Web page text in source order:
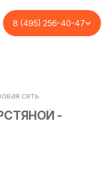
8 (495) 256-40-47
сеть
-